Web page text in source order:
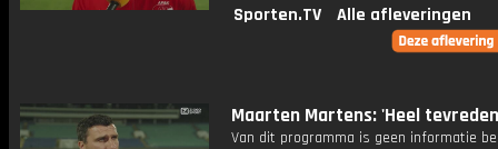
Sporten.TV
Alle afleveringen
Maarten Martens: 'Heel
Van dit programma is geen informatie